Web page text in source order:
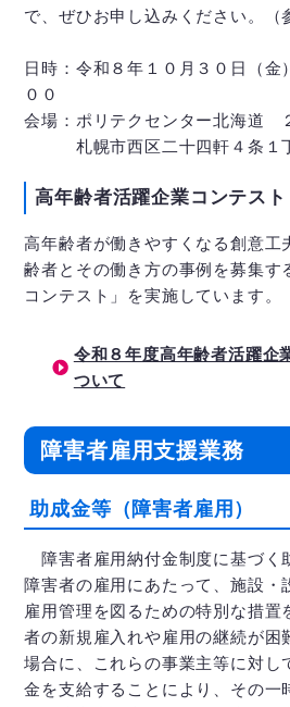
で、ぜひお申し込みください。（
日時：令和８年１０月３０日（金
００
会場：ポリテクセンター北海道
札幌市西区二十四軒４条１
高年齢者活躍企業コンテスト
高年齢者が働きやすくなる創意工
齢者とその働き方の事例を募集す
コンテスト」を実施しています。
令和８年度高年齢者活躍企
ついて
障害者雇用支援業務
助成金等（障害者雇用）
障害者雇用納付金制度に基づく
障害者の雇用にあたって、施設・
雇用管理を図るための特別な措置
者の新規雇入れや雇用の継続が困
場合に、これらの事業主等に対し
金を支給することにより、その一